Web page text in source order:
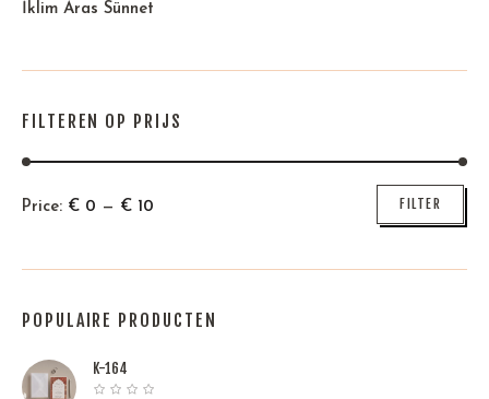
İklim Aras Sünnet
FILTEREN OP PRIJS
Min
Max
FILTER
Price: € 0 — € 10
POPULAIRE PRODUCTEN
K-164